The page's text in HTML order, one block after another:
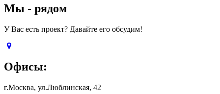
Мы - рядом
У Вас есть проект? Давайте его обсудим!
Офисы:
г.Москва, ул.Люблинская, 42